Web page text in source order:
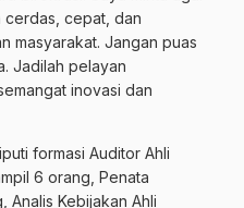
cerdas, cepat, dan
masyarakat. Jangan puas
Jadilah pelayan
inovasi dan
formasi Auditor Ahli
6 orang, Penata
Analis Kebijakan Ahli